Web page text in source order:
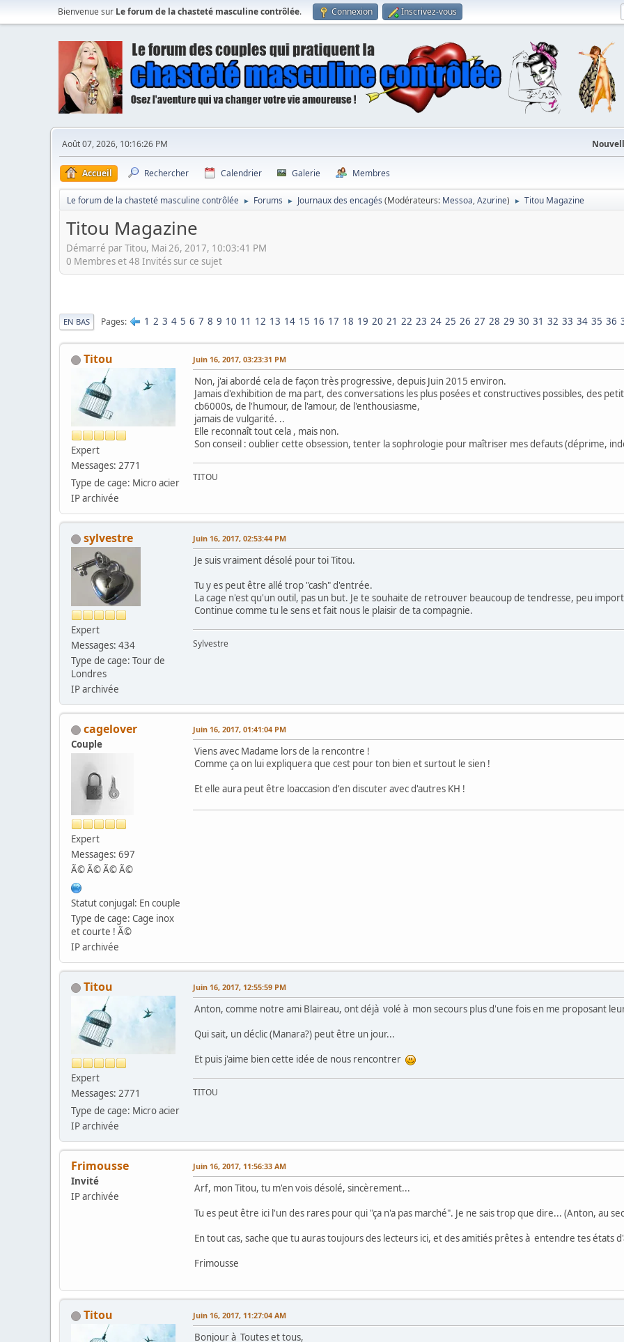
Bienvenue sur Le forum de la chasteté masculine contrôlée. Connexion Inscrivez-vous
Août 07, 2026, 10:16:26 PM
Accueil Rechercher Calendrier Galerie Membres
Le forum de la chasteté masculine contrôlée ► Forums ► Journaux des encagés (Modérateurs: Messoa,Azurine) ► Titou Magazine
Titou Magazine
Démarré par Titou, Mai 26, 2017, 10:03:41 PM
0 Membres et 48 Invités sur ce sujet
EN BAS Pages 1 2 3 4 5 6 7 8 9 10 11 12 13 14 15 16 17 18 19 20 21 22 23 24 25 26 27 28 29 30 31 32 33 34 35 36
Titou
Expert
Messages: 2771
Type de cage: Micro acier
IP archivée
Juin 16, 2017, 03:23:31 PM
Non, j'ai abordé cela de façon très progressive, depuis Juin 2015 environ.
Jamais d'exhibition de ma part, des conversations les plus posées et constructives possibles, des
cb6000s, de l'humour, de l'amour, de l'enthousiasme,
jamais de vulgarité. ..
Elle reconnaît tout cela , mais non.
Son conseil : oublier cette obsession, tenter la sophrologie pour maîtriser mes defauts (déprime,
TITOU
sylvestre
Expert
Messages: 434
Type de cage: Tour de
Londres
IP archivée
Juin 16, 2017, 02:53:44 PM
Je suis vraiment désolé pour toi Titou.
Tu y es peut être allé trop "cash" d'entrée.
La cage n'est qu'un outil, pas un but. Je te souhaite de retrouver beaucoup de tendresse, peu
Continue comme tu le sens et fait nous le plaisir de ta compagnie.
Sylvestre
cagelover
Couple
Expert
Messages: 697
Ã© Ã© Ã© Ã©
Statut conjugal: En couple
Type de cage: Cage inox
et courte ! Ã©
IP archivée
Juin 16, 2017, 01:41:04 PM
Viens avec Madame lors de la rencontre !
Comme ça on lui expliquera que cest pour ton bien et surtout le sien !
Et elle aura peut être loaccasion d'en discuter avec d'autres KH !
Titou
Expert
Messages: 2771
Type de cage: Micro acier
IP archivée
Juin 16, 2017, 12:55:59 PM
Anton, comme notre ami Blaireau, ont déjà volé à mon secours plus d'une fois en me proposant
Qui sait, un déclic (Manara?) peut être un jour...
Et puis j'aime bien cette idée de nous rencontrer
TITOU
Frimousse
Invité
IP archivée
Juin 16, 2017, 11:56:33 AM
Arf, mon Titou, tu m'en vois désolé, sincèrement...
Tu es peut être ici l'un des rares pour qui "ça n'a pas marché". Je ne sais trop que dire... (Anton, au
En tout cas, sache que tu auras toujours des lecteurs ici, et des amitiés prêtes à entendre tes états
Frimousse
Titou Juin 16, 2017, 11:27:04 AM
Bonjour à Toutes et tous,